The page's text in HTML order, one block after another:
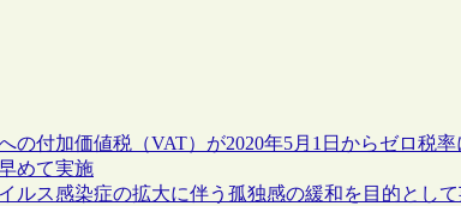
の付加価値税（VAT）が2020年5月1日からゼロ税
めて実施
ルス感染症の拡大に伴う孤独感の緩和を目的とし